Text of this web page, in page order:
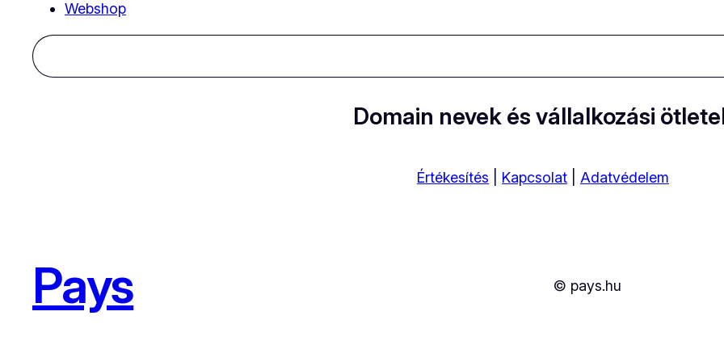
Webshop
Keresés
Domain nevek és vállalkozási
Értékesítés Kapcsolat Adatvédelem
Pays © pays.hu